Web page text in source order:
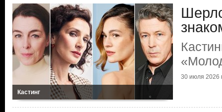
Кастинг
30 июля 2026